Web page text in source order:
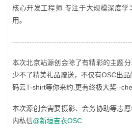
核心开发工程师 专注于大规模深度学
用。
本次北京站源创会除了有精彩的主题
少不了精美礼品赠送，不仅有OSC出
码云T-shirt等你来约,更有终极大奖--
本次源创会需要摄影、会务协助等志
内私信@新垣吉衣OSC